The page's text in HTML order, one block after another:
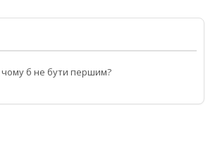
чому б не бути першим?